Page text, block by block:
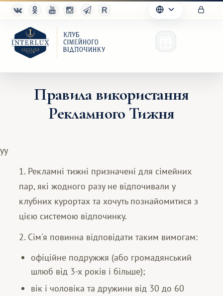
Клуб
Благотворительность
Правила використання
Рекламного Тижня
yy
1. Рекламні тижні призначені для сімейних
пар, які жодного разу не відпочивали у
клубних курортах та хочуть познайомитися з
цією системою відпочинку.
2. Сім'я повинна відповідати таким вимогам:
офіційне подружжя (або громадянський
шлюб від 3-х років і більше);
вік і чоловіка та дружини від 30 до 60